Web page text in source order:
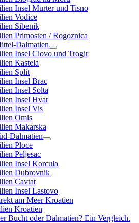
Insel Murter und Tisno
Vodice
Sibenik
Primosten / Rogoznica
Dalmatien
Insel Ciovo und Trogir
Kastela
Split
Insel Brac
Insel Solta
Insel Hvar
Insel Vis
Omis
Makarska
Dalmatien
Ploce
Peljesac
Insel Korcula
Dubrovnik
Cavtat
Insel Lastovo
am Meer Kroatien
Kroatien
Bucht oder Dalmatien? Ein Vergleich.